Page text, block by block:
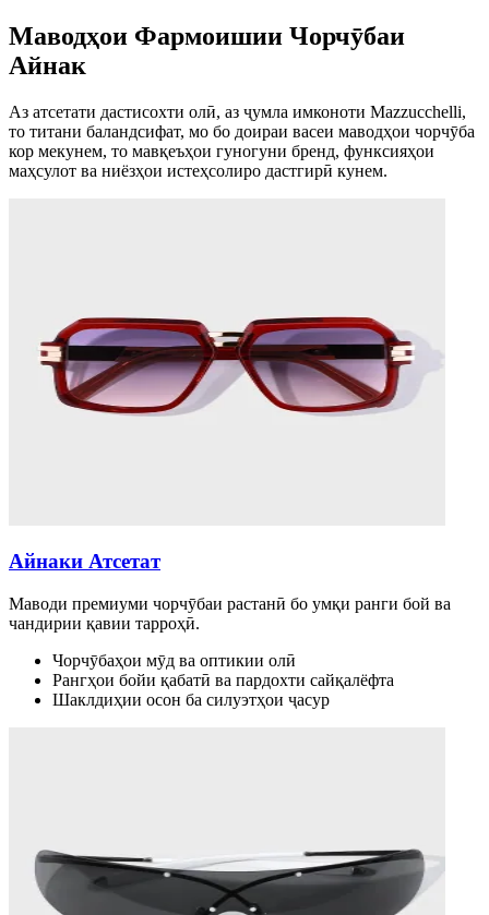
Маводҳои Фармоишии Чорчӯбаи
Айнак
Аз атсетати дастисохти олӣ, аз ҷумла имконоти Mazzucchelli,
то титани баландсифат, мо бо доираи васеи маводҳои чорчӯба
кор мекунем, то мавқеъҳои гуногуни бренд, функсияҳои
маҳсулот ва ниёзҳои истеҳсолиро дастгирӣ кунем.
Айнаки Атсетат
Маводи премиуми чорчӯбаи растанӣ бо умқи ранги бой ва
чандирии қавии тарроҳӣ.
Чорчӯбаҳои мӯд ва оптикии олӣ
Рангҳои бойи қабатӣ ва пардохти сайқалёфта
Шаклдиҳии осон ба силуэтҳои ҷасур